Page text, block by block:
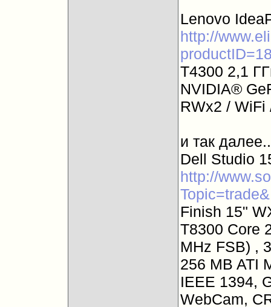
Lenovo
http://
T4300 2,1
NVIDIA®
RWx2 / WiFi
и так
Dell Studio
http://
Finish 15"
T8300 Core
MHz FSB) ,
256 MB ATI
IEEE 1394,
WebCam,